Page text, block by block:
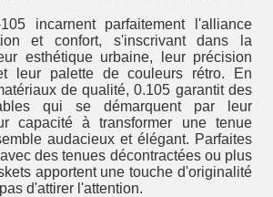
incarnent parfaitement l'alliance
et confort, s'inscrivant dans la
esthétique urbaine, leur précision
leur palette de couleurs rétro. En
de qualité, 0.105 garantit des
qui se démarquent par leur
capacité à transformer une tenue
audacieux et élégant. Parfaites
des tenues décontractées ou plus
apportent une touche d'originalité
d'attirer l'attention.